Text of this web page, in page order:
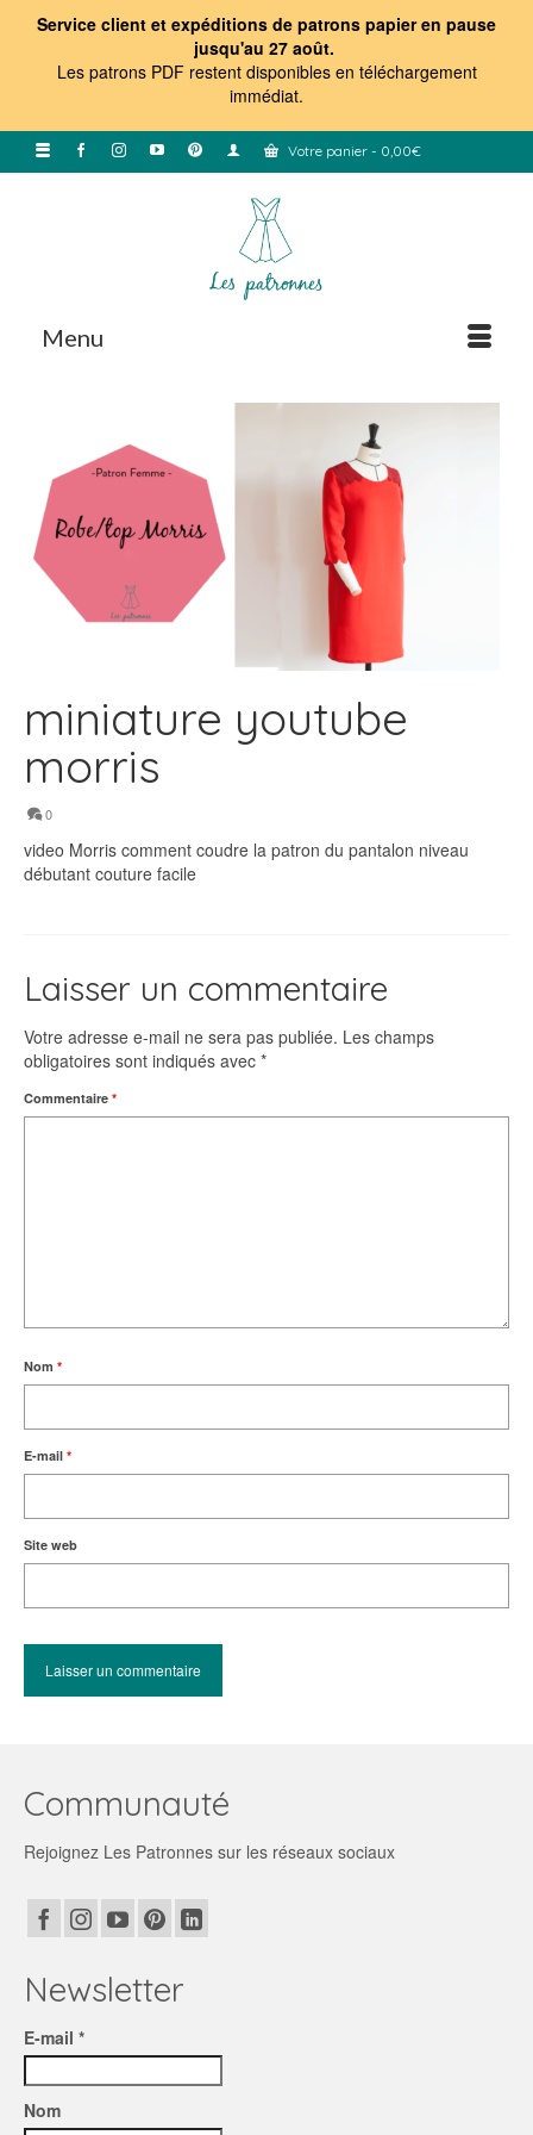
Service client et expéditions de patrons papier en pause
jusqu'au 27 août.
Les patrons PDF restent disponibles en téléchargement
immédiat.
Votre panier - 0,00€
Menu
miniature youtube
morris
0
video Morris comment coudre la patron du pantalon niveau
débutant couture facile
Laisser un commentaire
Votre adresse e-mail ne sera pas publiée. Les champs
obligatoires sont indiqués avec *
Commentaire *
Nom *
E-mail *
Site web
Communauté
Rejoignez Les Patronnes sur les réseaux sociaux
Newsletter
E-mail *
Nom